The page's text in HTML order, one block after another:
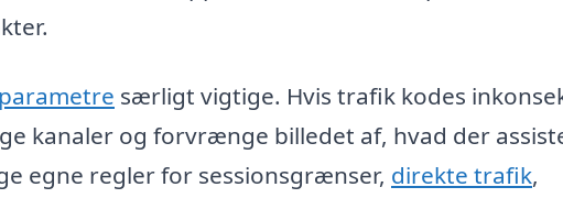
særligt vigtige. Hvis trafik kodes
kanaler og forvrænge billedet af, hvad der
egne regler for sessionsgrænser, direkte trafik,